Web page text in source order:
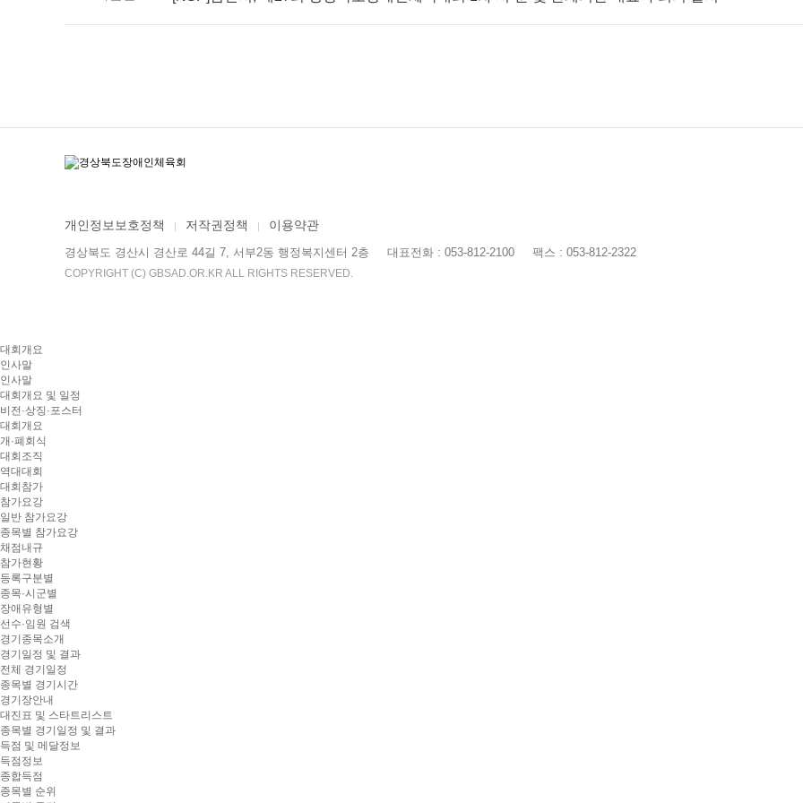
개인정보보호정책 저작권정책
이용약관
경상북도 경산시 경산로 44길 7, 서부2동 행정복지센터 2층
대표전화 : 053-812-2100 팩스 : 053-812-2322
COPYRIGHT (C) GBSAD.OR.KR ALL RIGHTS RESERVED.
대회개요
인사말
인사말
대회개요 및 일정
비전·상징·포스터
대회개요
개·폐회식
대회조직
역대대회
대회참가
참가요강
일반 참가요강
종목별 참가요강
채점내규
참가현황
등록구분별
종목·시군별
장애유형별
선수·임원 검색
경기종목소개
경기일정 및 결과
전체 경기일정
종목별 경기시간
경기장안내
대진표 및 스타트리스트
종목별 경기일정 및 결과
득점 및 메달정보
득점정보
종합득점
종목별 순위